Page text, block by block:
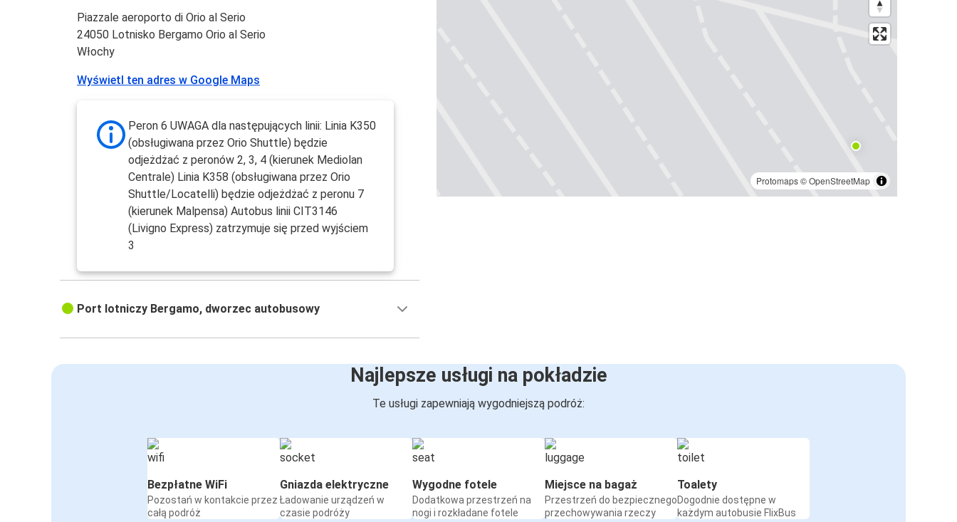
Protomaps©OpenStreetMap
Piazzale aeroporto di Orio al Serio
24050 Lotnisko Bergamo Orio al Serio
Włochy
Wyświetl ten adres w Google Maps
Peron 6 UWAGA dla następujących linii: Linia K350
(obsługiwana przez Orio Shuttle) będzie
odjeżdżać z peronów 2, 3, 4 (kierunek Mediolan
Centrale) Linia K358 (obsługiwana przez Orio
Shuttle/Locatelli) będzie odjeżdżać z peronu 7
(kierunek Malpensa) Autobus linii CIT3146
(Livigno Express) zatrzymuje się przed wyjściem
3
Port lotniczy Bergamo, dworzec autobusowy
Najlepsze usługi na pokładzie
Te usługi zapewniają wygodniejszą podróż:
Bezpłatne WiFi
Pozostań w kontakcie przez
całą podróż
Gniazda elektryczne
Ładowanie urządzeń w
czasie podróży
Wygodne fotele
Dodatkowa przestrzeń na
nogi i rozkładane fotele
Miejsce na bagaż
Przestrzeń do bezpiecznego
przechowywania rzeczy
Toalety
Dogodnie dostępne w
każdym autobusie FlixBus